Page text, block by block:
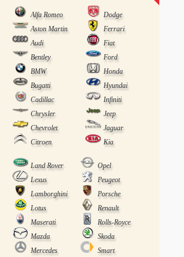
Alfa Romeo
Dodge
Aston Martin
Ferrari
Audi
Fiat
Bentley
Ford
BMW
Honda
Bugatti
Hyundai
Cadillac
Infiniti
Chrysler
Jeep
Chevrolet
Jaguar
Citroen
Kia
Land Rover
Opel
Lexus
Peugeot
Lamborghini
Porsche
Lotus
Renault
Maserati
Rolls-Royce
Mazda
Skoda
Mercedes
Smart